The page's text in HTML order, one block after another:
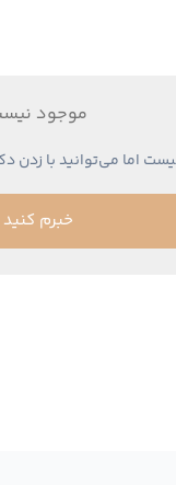
موجود
اما می‌توانید با زدن
خبرم کنید